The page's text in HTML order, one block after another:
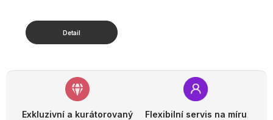
Exkluzivní a kurátorovaný
Flexibilní servis na míru